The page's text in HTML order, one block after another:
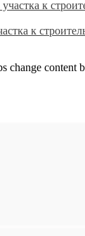
к
change content